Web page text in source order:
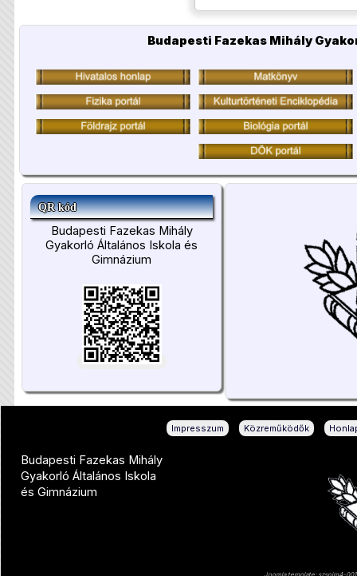
Budapesti Fazekas Mihály
QR kód
Budapesti Fazekas Mihály
Gyakorló Általános Iskola és
Gimnázium
Impresszum Közreműködők
Budapesti Fazekas Mihály
Gyakorló Általános Iskola
és Gimnázium
Joomla template: szsnjm4-